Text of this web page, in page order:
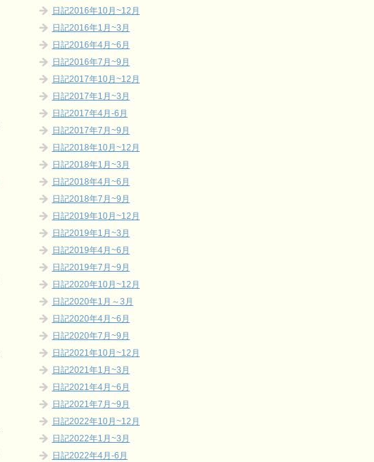
日記2016年10月~12月
日記2016年1月~3月
日記2016年4月~6月
日記2016年7月~9月
日記2017年10月~12月
日記2017年1月~3月
日記2017年4月-6月
日記2017年7月~9月
日記2018年10月~12月
日記2018年1月~3月
日記2018年4月~6月
日記2018年7月~9月
日記2019年10月~12月
日記2019年1月~3月
日記2019年4月~6月
日記2019年7月~9月
日記2020年10月~12月
日記2020年1月～3月
日記2020年4月~6月
日記2020年7月~9月
日記2021年10月~12月
日記2021年1月~3月
日記2021年4月~6月
日記2021年7月~9月
日記2022年10月~12月
日記2022年1月~3月
日記2022年4月-6月